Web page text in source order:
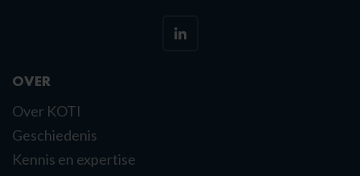
OVER
Over KOTI
Geschiedenis
Kennis en expertise